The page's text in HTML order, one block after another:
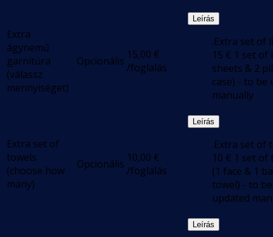
Extra
ágynemű
garnitúra
(válassz
mennyiséget)
Opcionális 15,00 €
/foglalás
Leírás
.Extra set of
15 € 1 set of
sheets & 2
case) - to be
manually
Extra set of
towels
(choose how
many)
Opcionális 10,00 €
/foglalás
Leírás
.Extra set of
10 € 1 set of
(1 face & 1
towel) - to be
updated
Leírás